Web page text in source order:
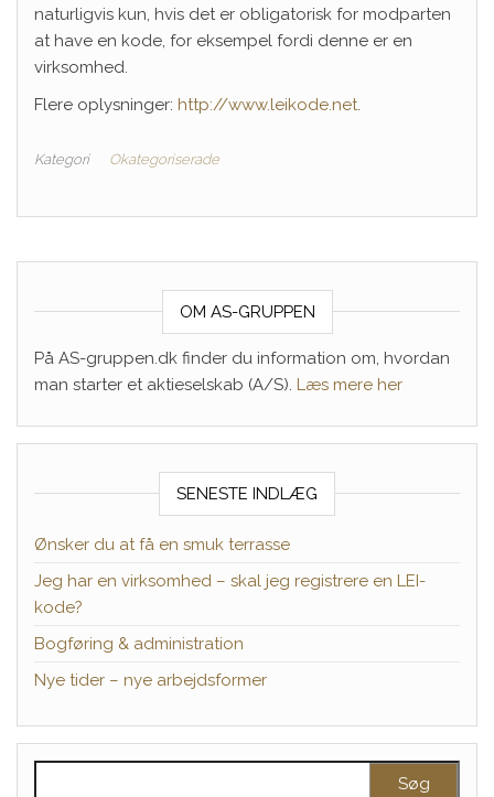
naturligvis kun, hvis det er obligatorisk for modparten
at have en kode, for eksempel fordi denne er en
virksomhed.
Flere oplysninger: http://www.leikode.net.
Kategori Okategoriserade
OM AS-GRUPPEN
På AS-gruppen.dk finder du information om, hvordan
man starter et aktieselskab (A/S). Læs mere her
SENESTE INDLÆG
Ønsker du at få en smuk terrasse
Jeg har en virksomhed – skal jeg registrere en LEI-
kode?
Bogføring & administration
Nye tider – nye arbejdsformer